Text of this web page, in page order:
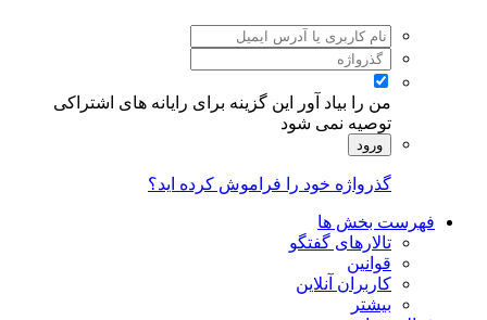
من را بیاد آور
این گزینه برای رایانه های اشتراکی
توصیه نمی شود
ورود
گذرواژه خود را فراموش کرده اید؟
فهرست بخش ها
تالارهای گفتگو
قوانین
کاربران آنلاین
بیشتر